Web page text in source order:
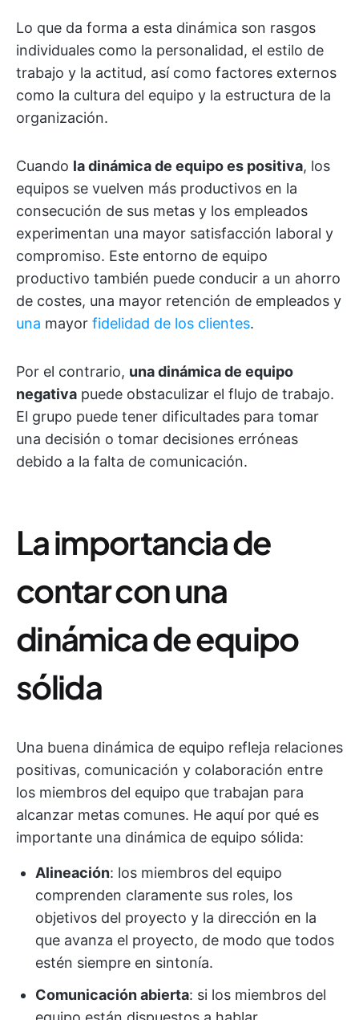
Lo que da forma a esta dinámica son rasgos
individuales como la personalidad, el estilo de
trabajo y la actitud, así como factores externos
como la cultura del equipo y la estructura de la
organización.
Cuando la dinámica de equipo es positiva, los
equipos se vuelven más productivos en la
consecución de sus metas y los empleados
experimentan una mayor satisfacción laboral y
compromiso. Este entorno de equipo
productivo también puede conducir a un ahorro
de costes, una mayor retención de empleados y
una mayor fidelidad de los clientes.
Por el contrario, una dinámica de equipo
negativa puede obstaculizar el flujo de trabajo.
El grupo puede tener dificultades para tomar
una decisión o tomar decisiones erróneas
debido a la falta de comunicación.
La importancia de
contar con una
dinámica de equipo
sólida
Una buena dinámica de equipo refleja relaciones
positivas, comunicación y colaboración entre
los miembros del equipo que trabajan para
alcanzar metas comunes. He aquí por qué es
importante una dinámica de equipo sólida:
Alineación: los miembros del equipo
comprenden claramente sus roles, los
objetivos del proyecto y la dirección en la
que avanza el proyecto, de modo que todos
estén siempre en sintonía.
Comunicación abierta: si los miembros del